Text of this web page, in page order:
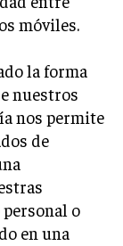
móviles.
la forma
nuestros
nos permite
de
personal o
en una